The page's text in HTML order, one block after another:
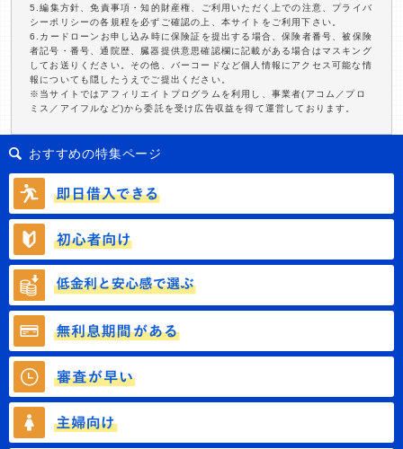
5.編集方針、免責事項・知的財産権、ご利用いただく上での注意、プライバ
シーポリシーの各規程を必ずご確認の上、本サイトをご利用下さい。
6.カードローンお申し込み時に保険証を提出する場合、保険者番号、被保険
者記号・番号、通院歴、臓器提供意思確認欄に記載がある場合はマスキング
してお送りください。その他、バーコードなど個人情報にアクセス可能な情
報についても隠したうえでご提出ください。
※当サイトではアフィリエイトプログラムを利用し、事業者(アコム／プロ
ミス／アイフルなど)から委託を受け広告収益を得て運営しております。
おすすめの特集ページ